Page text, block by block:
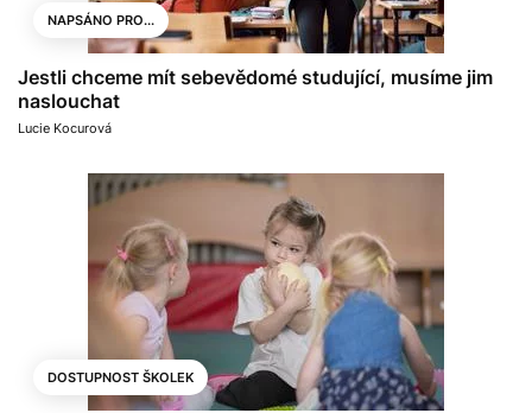
NAPSÁNO PRO...
Jestli chceme mít sebevědomé studující, musíme jim
naslouchat
Lucie Kocurová
DOSTUPNOST ŠKOLEK